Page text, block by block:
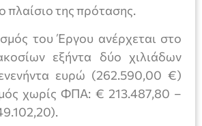
πλαίσιο της πρότασης.
του Έργου ανέρχεται στο
εξήντα δύο χιλιάδων
ευρώ (262.590,00 €)
χωρίς ΦΠΑ: € 213.487,80 –